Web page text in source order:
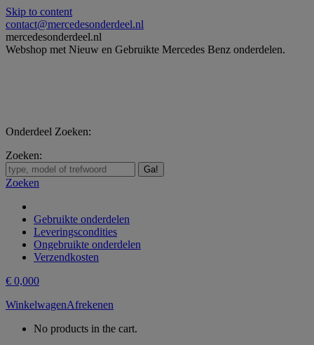
Skip to content
contact@mercedesonderdeel.nl
mercedesonderdeel.nl
Webshop met Nieuw en Gebruikte Mercedes Benz onderdelen.
Onderdeel Zoeken:
Zoeken:
Zoeken
Gebruikte onderdelen
Leveringscondities
Ongebruikte onderdelen
Verzendkosten
€ 0,000
WinkelwagenAfrekenen
No products in the cart.